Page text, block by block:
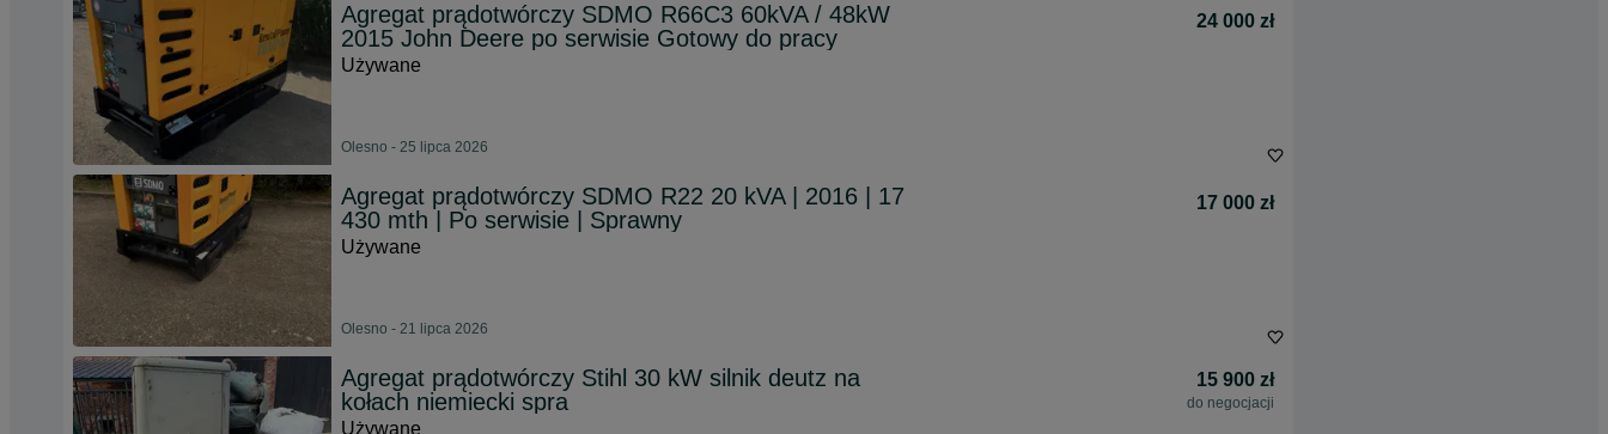
Agregat prądotwórczy SDMO R66C3 60kVA / 48kW
2015 John Deere po serwisie Gotowy do pracy
24 000 zł
Używane
Olesno - 25 lipca 2026
Agregat prądotwórczy SDMO R22 20 kVA | 2016 | 17
430 mth | Po serwisie | Sprawny
17 000 zł
Używane
Olesno - 21 lipca 2026
Agregat prądotwórczy Stihl 30 kW silnik deutz na
kołach niemiecki spra
15 900 zł
do negocjacji
Używane